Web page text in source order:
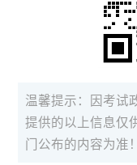
温馨提示：因考试
提供的以上信息仅
门公布的内容为准！